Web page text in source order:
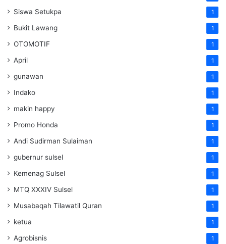
Siswa Setukpa 1
Bukit Lawang 1
OTOMOTIF 1
April 1
gunawan 1
Indako 1
makin happy 1
Promo Honda 1
Andi Sudirman Sulaiman 1
gubernur sulsel 1
Kemenag Sulsel 1
MTQ XXXIV Sulsel 1
Musabaqah Tilawatil Quran 1
ketua 1
Agrobisnis 1